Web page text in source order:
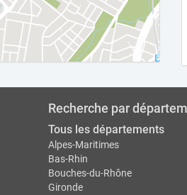
Recherche par
Tous les départements
Alpes-Maritimes
Bas-Rhin
Bouches-du-Rhône
Gironde